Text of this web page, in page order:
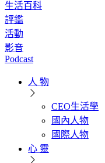
生活百科
評鑑
活動
影音
Podcast
人 物
CEO生活學
國內人物
國際人物
心 靈